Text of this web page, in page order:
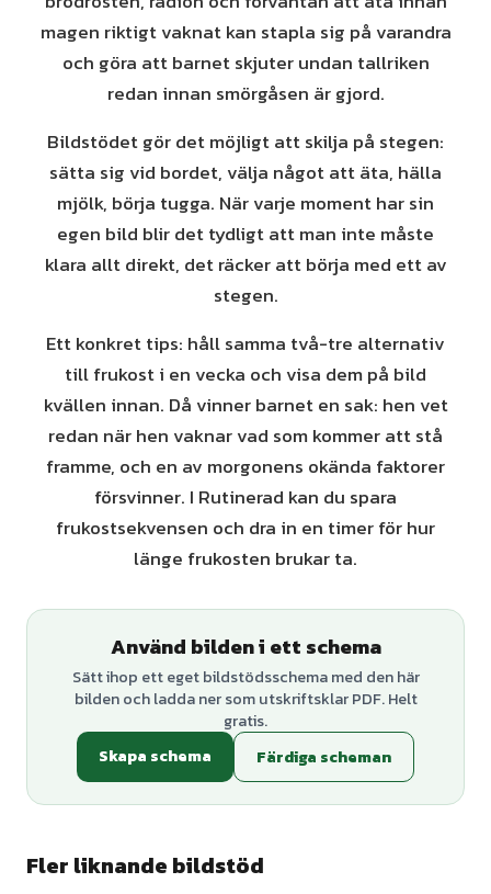
magen riktigt vaknat kan stapla sig på varandra
och göra att barnet skjuter undan tallriken
redan innan smörgåsen är gjord.
Bildstödet gör det möjligt att skilja på stegen:
sätta sig vid bordet, välja något att äta, hälla
mjölk, börja tugga. När varje moment har sin
egen bild blir det tydligt att man inte måste
klara allt direkt, det räcker att börja med ett av
stegen.
Ett konkret tips: håll samma två-tre alternativ
till frukost i en vecka och visa dem på bild
kvällen innan. Då vinner barnet en sak: hen vet
redan när hen vaknar vad som kommer att stå
framme, och en av morgonens okända faktorer
försvinner. I Rutinerad kan du spara
frukostsekvensen och dra in en timer för hur
länge frukosten brukar ta.
Använd bilden i ett schema
Sätt ihop ett eget bildstödsschema med den här
bilden och ladda ner som utskriftsklar PDF. Helt
gratis.
Skapa schema
Färdiga scheman
Fler liknande bildstöd